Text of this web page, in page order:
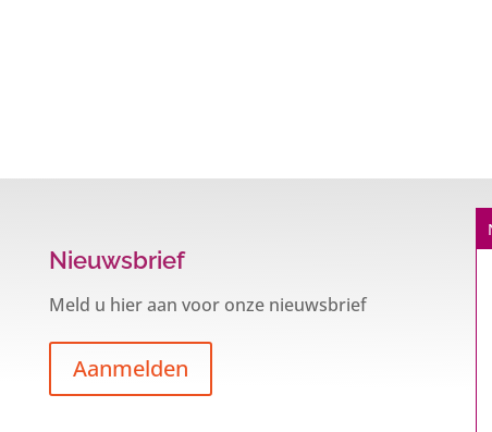
Nieuwsbrief
Meld u hier aan voor onze nieuwsbrief
Aanmelden